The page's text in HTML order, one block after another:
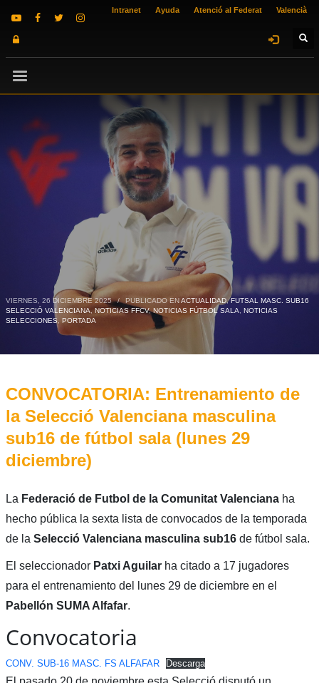
Intranet Ayuda Atenció al Federat Valencià
VIERNES, 26 DICIEMBRE 2025 / PUBLICADO ENACTUALIDAD,FUTSAL MASC. SUB16
SELECCIÓ VALENCIANA, NOTICIAS FFCV,NOTICIAS FÚTBOL SALA
NOTICIAS
SELECCIONES
PORTADA
CONVOCATORIA: Entrenamiento de
la Selecció Valenciana masculina
sub16 de fútbol sala (lunes 29
diciembre)
La Federació de Futbol de la Comunitat Valenciana ha
hecho pública la sexta lista de convocados de la temporada
de la Selecció Valenciana masculina sub16de fútbol sala.
El seleccionador Patxi Aguilarha citado a 17 jugadores
para el entrenamiento del lunes 29 de diciembre en el
Pabellón SUMA Alfafar.
Convocatoria
CONV. SUB-16 MASC. FS ALFAFAR Descarga